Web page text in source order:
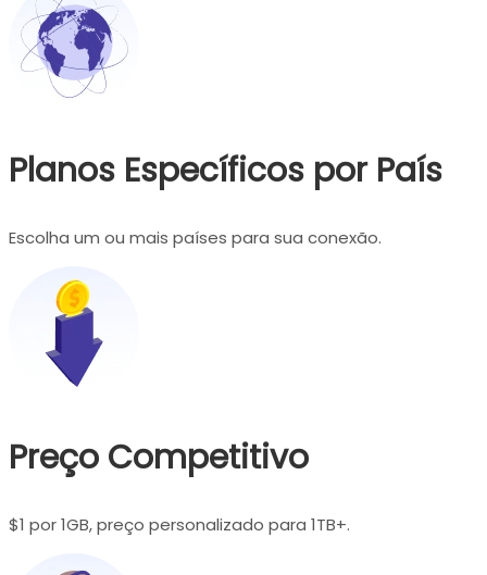
Planos Específicos por País
Escolha um ou mais países para sua conexão.
Preço Competitivo
$1 por 1GB, preço personalizado para 1TB+.